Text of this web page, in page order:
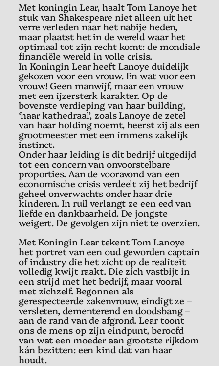
Met koningin Lear, haalt Tom Lanoye het
stuk van Shakespeare niet alleen uit het
verre verleden naar het nabije heden,
maar plaatst het in de wereld waar het
optimaal tot zijn recht komt: de mondiale
financiële wereld in volle crisis.
In Koningin Lear heeft Lanoye duidelijk
gekozen voor een vrouw. En wat voor een
vrouw! Geen manwijf, maar een vrouw
met een ijzersterk karakter. Op de
bovenste verdieping van haar building,
‘haar kathedraal’, zoals Lanoye de zetel
van haar holding noemt, heerst zij als een
grootmeester met een immens zakelijk
instinct.
Onder haar leiding is dit bedrijf uitgedijd
tot een concern van onvoorstelbare
proporties. Aan de vooravond van een
economische crisis verdeelt zij het bedrijf
geheel onverwachts onder haar drie
kinderen. In ruil verlangt ze een eed van
liefde en dankbaarheid. De jongste
weigert. De gevolgen zijn niet te overzien.
Met Koningin Lear tekent Tom Lanoye
het portret van een oud geworden captain
of industry die het zicht op de realiteit
volledig kwijt raakt. Die zich vastbijt in
een strijd met het bedrijf, maar vooral
met zichzelf. Begonnen als
gerespecteerde zakenvrouw, eindigt ze –
versleten, dementerend en doodsbang –
aan de rand van de afgrond. Lear toont
ons de mens op zijn eindpunt, beroofd
van wat een moeder aan grootste rijkdom
kán bezitten: een kind dat van haar
houdt.